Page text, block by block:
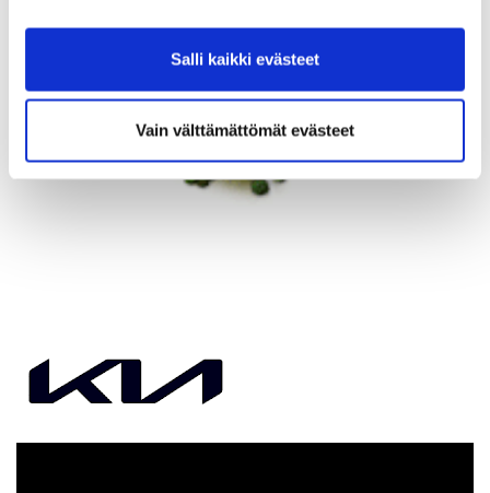
Salli kaikki evästeet
Vain välttämättömät evästeet